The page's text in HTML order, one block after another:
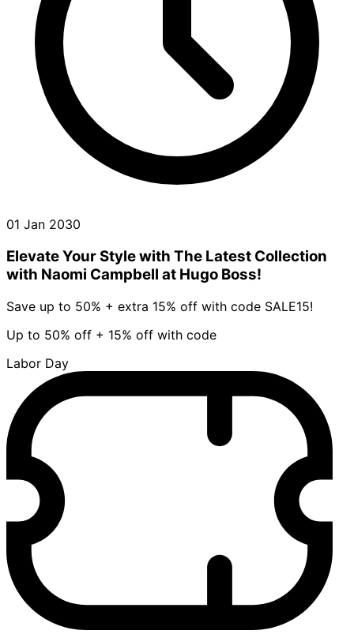
01 Jan 2030
Elevate Your Style with The Latest Collection
with Naomi Campbell at Hugo Boss!
Save up to 50% + extra 15% off with code SALE15!
Up to 50% off + 15% off with code
Labor Day